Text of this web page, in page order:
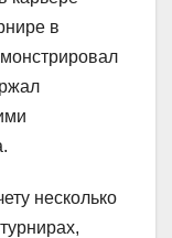
в
несколько